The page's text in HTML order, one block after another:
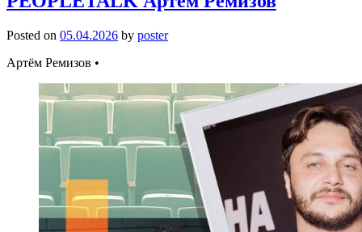
Posted on 05.04.2026 by poster
Артём Ремизов •